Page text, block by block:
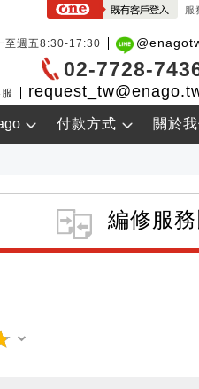
服
至週五8:30-17:30
02-7728-
付款方式 關於我
編修服